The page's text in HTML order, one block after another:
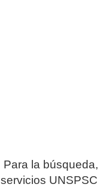
Para la
servicios